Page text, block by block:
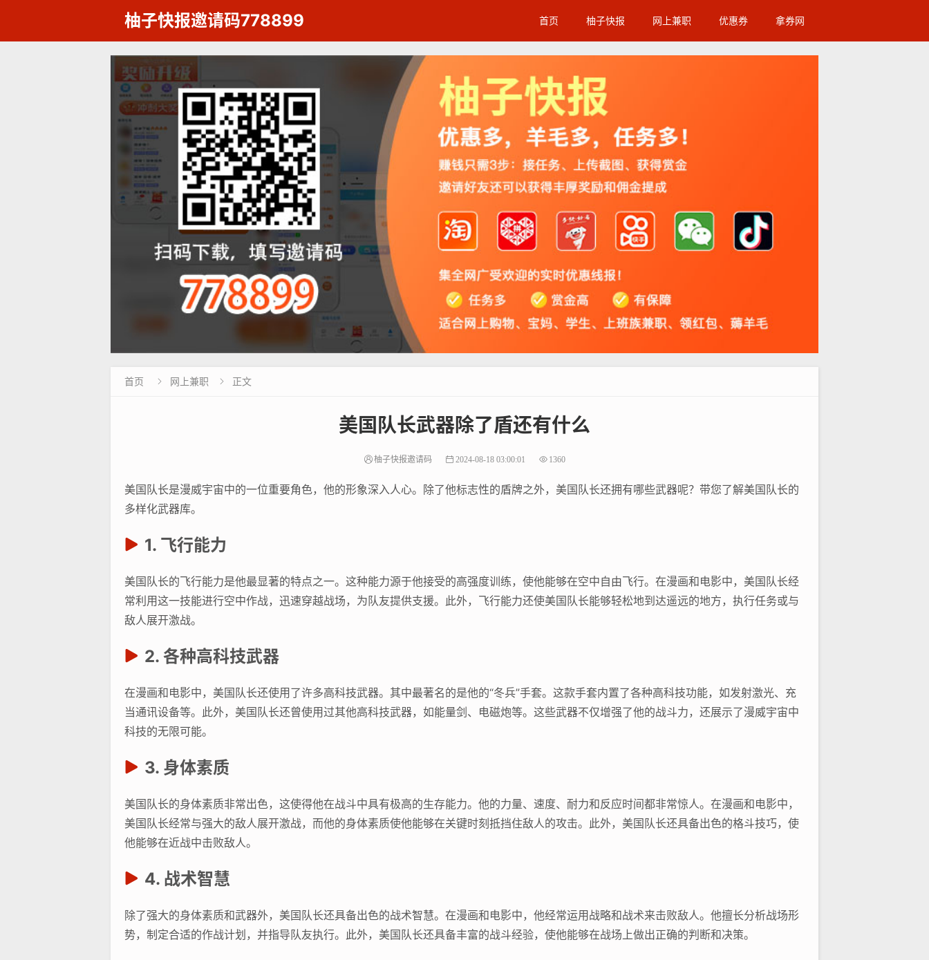
柚子快报邀请码778899 首页 柚子快报 网上兼职 优惠券 拿券网
首页  网上兼职  正文
美国队长武器除了盾还有什么
柚子快报邀请码 2024-08-18 03:00:01 1360
美国队长是漫威宇宙中的一位重要角色，他的形象深入人心。除了他标志性的盾牌之外，美国队长还拥有哪些武器呢？带您了解美国队长的
多样化武器库。
1. 飞行能力
美国队长的飞行能力是他最显著的特点之一。这种能力源于他接受的高强度训练，使他能够在空中自由飞行。在漫画和电影中，美国队长经
常利用这一技能进行空中作战，迅速穿越战场，为队友提供支援。此外，飞行能力还使美国队长能够轻松地到达遥远的地方，执行任务或与
敌人展开激战。
2. 各种高科技武器
在漫画和电影中，美国队长还使用了许多高科技武器。其中最著名的是他的“冬兵”手套。这款手套内置了各种高科技功能，如发射激光、充
当通讯设备等。此外，美国队长还曾使用过其他高科技武器，如能量剑、电磁炮等。这些武器不仅增强了他的战斗力，还展示了漫威宇宙中
科技的无限可能。
3. 身体素质
美国队长的身体素质非常出色，这使得他在战斗中具有极高的生存能力。他的力量、速度、耐力和反应时间都非常惊人。在漫画和电影中，
美国队长经常与强大的敌人展开激战，而他的身体素质使他能够在关键时刻抵挡住敌人的攻击。此外，美国队长还具备出色的格斗技巧，使
他能够在近战中击败敌人。
4. 战术智慧
除了强大的身体素质和武器外，美国队长还具备出色的战术智慧。在漫画和电影中，他经常运用战略和战术来击败敌人。他擅长分析战场形
势，制定合适的作战计划，并指导队友执行。此外，美国队长还具备丰富的战斗经验，使他能够在战场上做出正确的判断和决策。